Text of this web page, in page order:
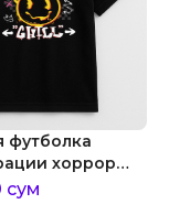
футболка
хоррор
сум